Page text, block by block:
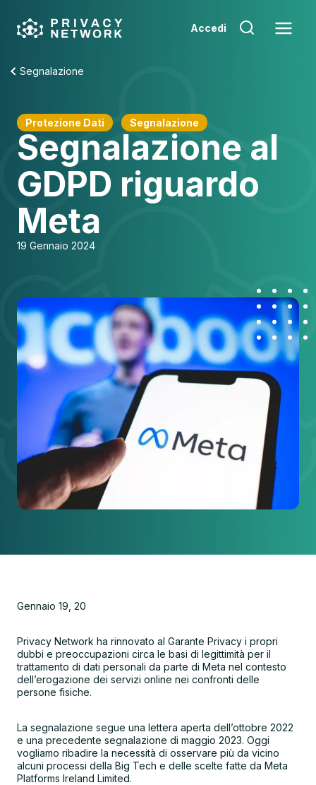
content
Accedi
Segnalazione
Protezione Dati Segnalazione
Segnalazione al
GDPD riguardo
Meta
19 Gennaio 2024
Gennaio 19, 20
Privacy Network ha rinnovato al Garante Privacy i propri
dubbi e preoccupazioni circa le basi di legittimità per il
trattamento di dati personali da parte di Meta nel contesto
dell’erogazione dei servizi online nei confronti delle
persone fisiche.
La segnalazione segue una lettera aperta dell’ottobre 2022
e una precedente segnalazione di maggio 2023. Oggi
vogliamo ribadire la necessità di osservare più da vicino
alcuni processi della Big Tech e delle scelte fatte da Meta
Platforms Ireland Limited.